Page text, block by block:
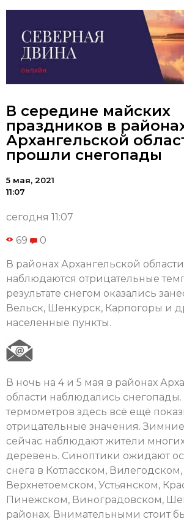
В середине майских
праздников в
Архангельской
прошли снегопады
5 мая, 2021
11:07
сегодня 11:07
69 0
В районах Архангельской
наблюдаются отрицательные
результате снегом оказались
Вельск, Шенкурск, Карпогоры и
населенные пункты.
В ночь на 4 и 5 мая в районах
области наблюдались снегопады.
термометров здесь всё ещё
отрицательные значения.
сейчас наблюдают жители
деревень. Синоптики ожидают
снега в Котласском,
Верхнетоемском, Устьянском,
Пинежском, Виноградовском,
районах. Внимательными стоит